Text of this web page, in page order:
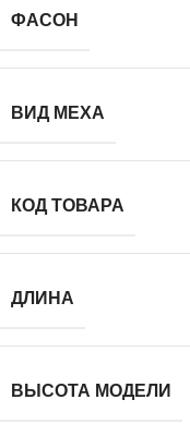
ФАСОН
ВИД МЕХА
КОД ТОВАРА
ДЛИНА
ВЫСОТА МОДЕЛИ